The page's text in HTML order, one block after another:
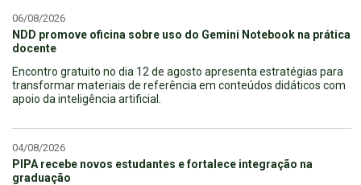
06/08/2026
NDD promove oficina sobre uso do Gemini Notebook na prática
docente
Encontro gratuito no dia 12 de agosto apresenta estratégias para
transformar materiais de referência em conteúdos didáticos com
apoio da inteligência artificial.
04/08/2026
PIPA recebe novos estudantes e fortalece integração na
graduação